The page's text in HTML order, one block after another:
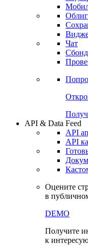
Чат
API & Data Feed
API
API
Оцените
в
DEMO
Получите
к